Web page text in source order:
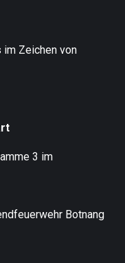
Zeichen von
3 im
Botnang